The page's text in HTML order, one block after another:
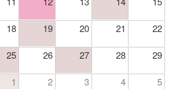
18 19 20 21 22
25 26 27 28 29
1 2 3 4 5